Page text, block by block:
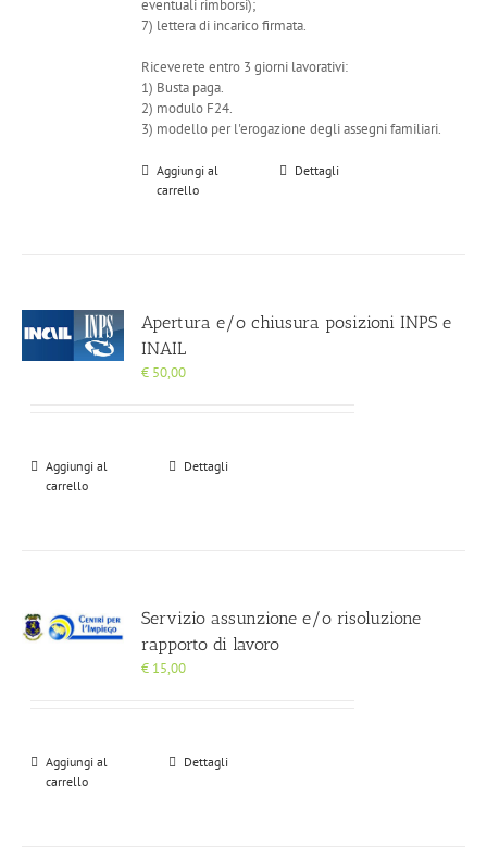
eventuali rimborsi);
7) lettera di incarico firmata.
Riceverete entro 3 giorni lavorativi:
1) Busta paga.
2) modulo F24.
3) modello per l'erogazione degli assegni familiari.
Aggiungi al
carrello
Dettagli
Apertura e/o chiusura posizioni INPS e
INAIL
€ 50,00
Aggiungi al
carrello
Dettagli
Servizio assunzione e/o risoluzione
rapporto di lavoro
€ 15,00
Aggiungi al
carrello
Dettagli